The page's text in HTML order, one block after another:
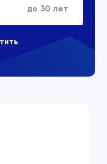
до 30 лет